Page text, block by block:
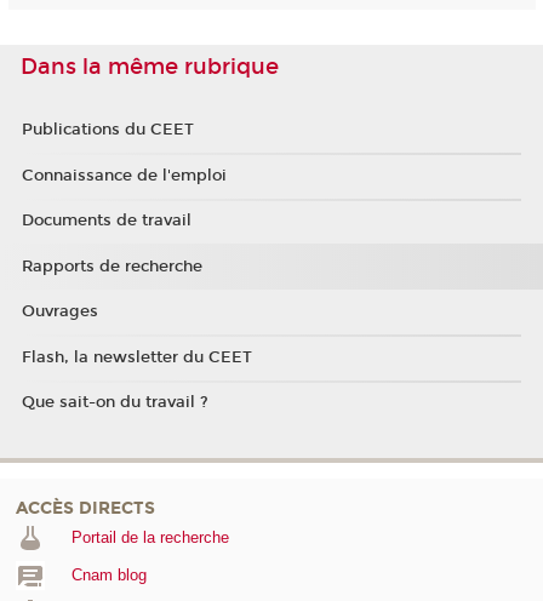
Dans la même rubrique
Publications du CEET
Connaissance de l'emploi
Documents de travail
Rapports de recherche
Ouvrages
Flash, la newsletter du CEET
Que sait-on du travail ?
ACCÈS DIRECTS
Portail de la recherche
Cnam blog